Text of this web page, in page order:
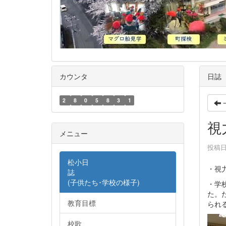
日誌
視
投稿
・
・
た。
られ
カウンタ
2 8 0 5 8 3 1
メニュー
松小日
誌
(子供たち･学校の様子)
教育目標
校歌